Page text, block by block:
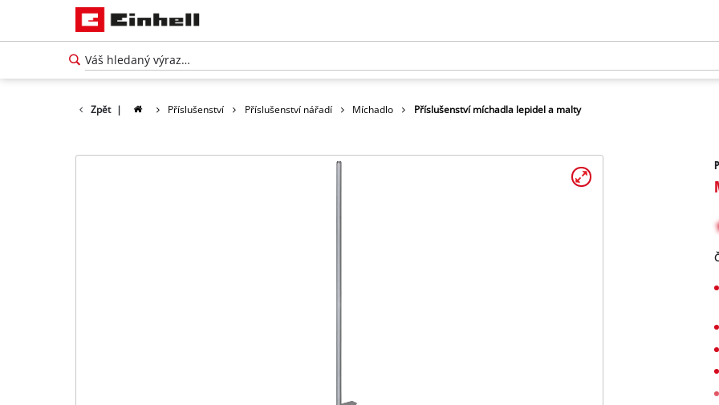
Zpět | Příslušenství Příslušenství nářadí Míchadlo Příslušenství míchadla lepidel a malty